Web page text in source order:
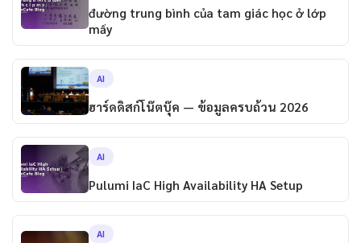
đường trung bình của tam giác học ở lớp
mấy
AI
ฮาร์ดดิสก์โน๊ตบุ๊ค — ข้อมูลครบถ้วน 2026
AI
Pulumi IaC High Availability HA Setup
AI